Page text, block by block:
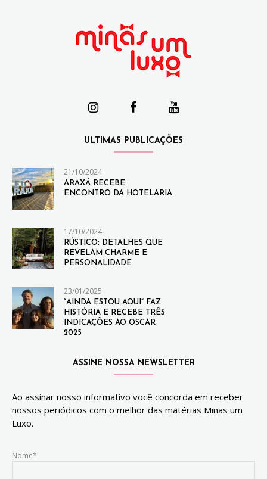
ULTIMAS PUBLICAÇÕES
21/10/2024
ARAXÁ RECEBE
ENCONTRO DA HOTELARIA
17/10/2024
RÚSTICO: DETALHES QUE
REVELAM CHARME E
PERSONALIDADE
23/01/2025
“AINDA ESTOU AQUI” FAZ
HISTÓRIA E RECEBE TRÊS
INDICAÇÕES AO OSCAR
2025
ASSINE NOSSA NEWSLETTER
Ao assinar nosso informativo você concorda em receber
nossos periódicos com o melhor das matérias Minas um
Luxo.
Nome*